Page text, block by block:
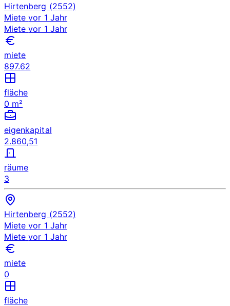
Hirtenberg (2552)
Miete vor 1 Jahr
Miete vor 1 Jahr
miete
897.62
fläche
0 m²
eigenkapital
2.860,51
räume
3
Hirtenberg (2552)
Miete vor 1 Jahr
Miete vor 1 Jahr
miete
0
fläche